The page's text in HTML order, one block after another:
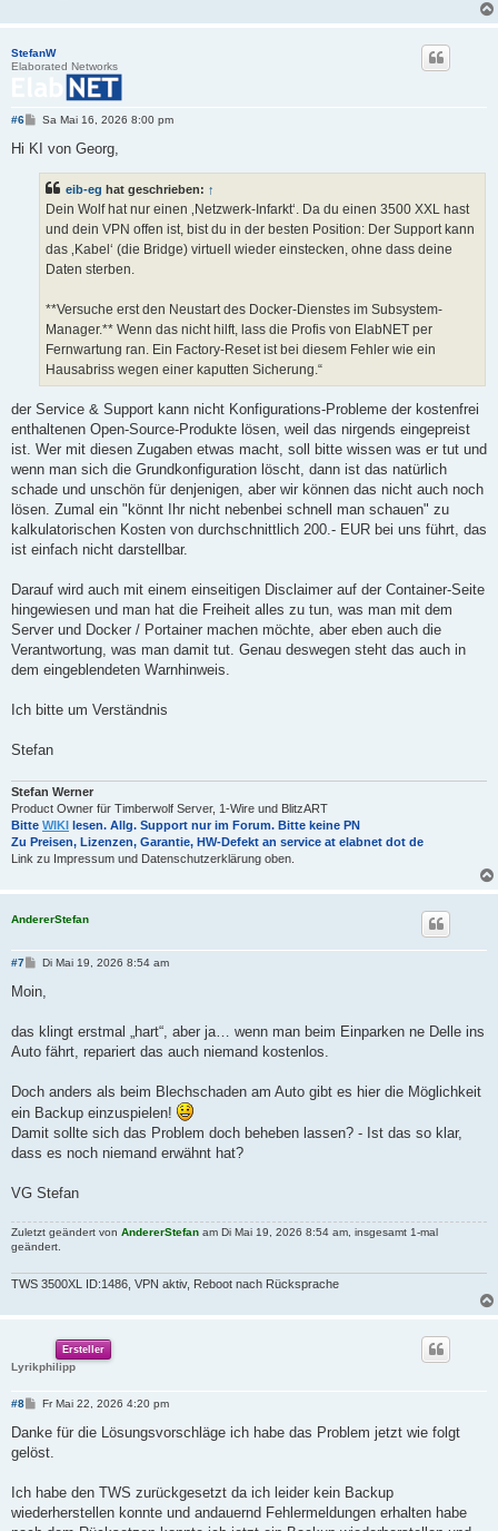
StefanW
Elaborated Networks
#6
B
i
r
Sa Mai 16, 2026 8:00 pm
Hi KI von Georg,
eib-eg hat geschrieben: ↑
Dein Wolf hat nur einen ‚Netzwerk-Infarkt‘. Da du einen 3500 XXL hast
und dein VPN offen ist, bist du in der besten Position: Der Support kann
das ‚Kabel‘ (die Bridge) virtuell wieder einstecken, ohne dass deine
Daten sterben.
**Versuche erst den Neustart des Docker-Dienstes im Subsystem-
Manager.** Wenn das nicht hilft, lass die Profis von ElabNET per
Fernwartung ran. Ein Factory-Reset ist bei diesem Fehler wie ein
Hausabriss wegen einer kaputten Sicherung.“
der Service & Support kann nicht Konfigurations-Probleme der kostenfrei
enthaltenen Open-Source-Produkte lösen, weil das nirgends eingepreist
ist. Wer mit diesen Zugaben etwas macht, soll bitte wissen was er tut und
wenn man sich die Grundkonfiguration löscht, dann ist das natürlich
schade und unschön für denjenigen, aber wir können das nicht auch noch
lösen. Zumal ein "könnt Ihr nicht nebenbei schnell man schauen" zu
kalkulatorischen Kosten von durchschnittlich 200.- EUR bei uns führt, das
ist einfach nicht darstellbar.
Darauf wird auch mit einem einseitigen Disclaimer auf der Container-Seite
hingewiesen und man hat die Freiheit alles zu tun, was man mit dem
Server und Docker / Portainer machen möchte, aber eben auch die
Verantwortung, was man damit tut. Genau deswegen steht das auch in
dem eingeblendeten Warnhinweis.
Ich bitte um Verständnis
Stefan
Stefan Werner
Product Owner für Timberwolf Server, 1-Wire und BlitzART
Bitte WIKI lesen. Allg. Support nur im Forum. Bitte keine PN
Zu Preisen, Lizenzen, Garantie, HW-Defekt an service at elabnet dot de
Link zu Impressum und Datenschutzerklärung oben.
AndererStefan
#7
B
i
a
Di Mai 19, 2026 8:54 am
Moin,
das klingt erstmal „hart“, aber ja… wenn man beim Einparken ne Delle ins
Auto fährt, repariert das auch niemand kostenlos.
Doch anders als beim Blechschaden am Auto gibt es hier die Möglichkeit
ein Backup einzuspielen!
Damit sollte sich das Problem doch beheben lassen? - Ist das so klar,
dass es noch niemand erwähnt hat?
VG Stefan
Zuletzt geändert von AndererStefan am Di Mai 19, 2026 8:54 am, insgesamt 1-mal
geändert.
TWS 3500XL ID:1486, VPN aktiv, Reboot nach Rücksprache
Ersteller
Lyrikphilipp
#8
B
i
r
Fr Mai 22, 2026 4:20 pm
Danke für die Lösungsvorschläge ich habe das Problem jetzt wie folgt
gelöst.
Ich habe den TWS zurückgesetzt da ich leider kein Backup
wiederherstellen konnte und andauernd Fehlermeldungen erhalten habe